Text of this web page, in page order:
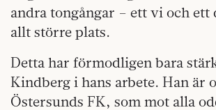
andra tongångar – ett vi och ett
allt större plats.
Detta har förmodligen bara
Kindberg i hans arbete. Han är
Östersunds FK, som mot alla